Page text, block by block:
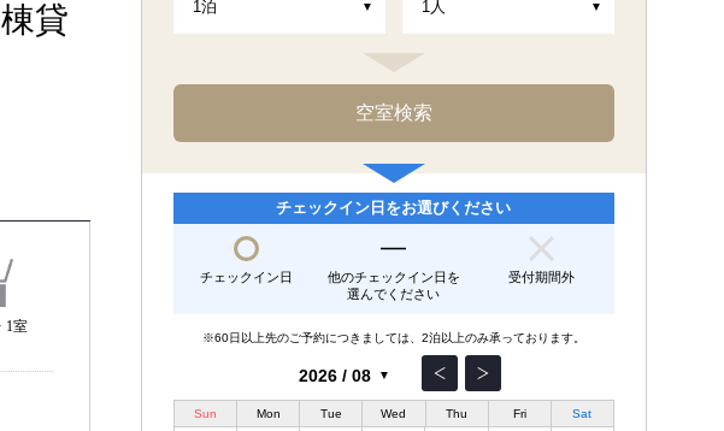
貸
1室
チェックイン日をお選びください
チェックイン日
他のチェックイン日を
選んでください
受付期間外
※60日以上先のご予約につきましては、2泊以上のみ承っております。
Sun Mon Tue Wed Thu Fri Sat